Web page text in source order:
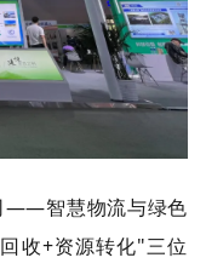
——智慧物流与绿色
收+资源转化"三位